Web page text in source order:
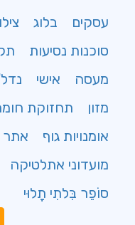
עסקים בלוג
סוכנות נסיעות
מעסה
אישי
מזון
תחזוקת
אומנויות גוף
מועדוני אתלטיקה
סוֹפֵר בִּלתִי תָלוּי